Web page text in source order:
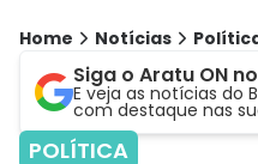
Home Notícias
Siga o Aratu ON
E veja as notícias do
com destaque nas
POLÍTICA